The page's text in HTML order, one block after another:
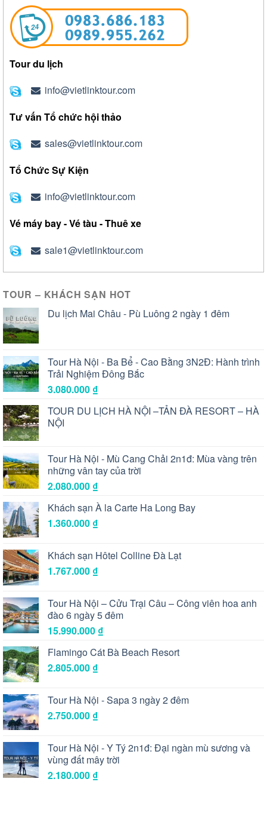
Tour du lịch
info@vietlinktour.com
Tư vấn Tổ chức hội thảo
sales@vietlinktour.com
Tổ Chức Sự Kiện
info@vietlinktour.com
Vé máy bay - Vé tàu - Thuê xe
sale1@vietlinktour.com
TOUR – KHÁCH SẠN HOT
Du lịch Mai Châu - Pù Luông 2 ngày 1 đêm
Tour Hà Nội - Ba Bể - Cao Bằng 3N2Đ: Hành trình
Trải Nghiệm Đông Bắc
3.080.000 ₫
TOUR DU LỊCH HÀ NỘI –TẢN ĐÀ RESORT – HÀ
NỘI
Tour Hà Nội - Mù Cang Chải 2n1đ: Mùa vàng trên
những vân tay của trời
2.080.000 ₫
Khách sạn À la Carte Ha Long Bay
1.360.000 ₫
Khách sạn Hôtel Colline Đà Lạt
1.767.000 ₫
Tour Hà Nội – Cửu Trại Câu – Công viên hoa anh
đào 6 ngày 5 đêm
15.990.000 ₫
Flamingo Cát Bà Beach Resort
2.805.000 ₫
Tour Hà Nội - Sapa 3 ngày 2 đêm
2.750.000 ₫
Tour Hà Nội - Y Tý 2n1đ: Đại ngàn mù sương và
vùng đất mây trời
2.180.000 ₫